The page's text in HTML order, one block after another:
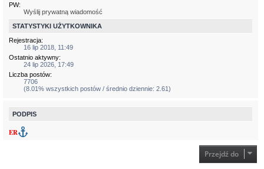
PW:
Wyślij prywatną wiadomość
STATYSTYKI UŻYTKOWNIKA
Rejestracja:
16 lip 2018, 11:49
Ostatnio aktywny:
24 lip 2026, 17:49
Liczba postów:
7706
(8.01% wszystkich postów / średnio dziennie: 2.61)
PODPIS
ER
Przejdź do